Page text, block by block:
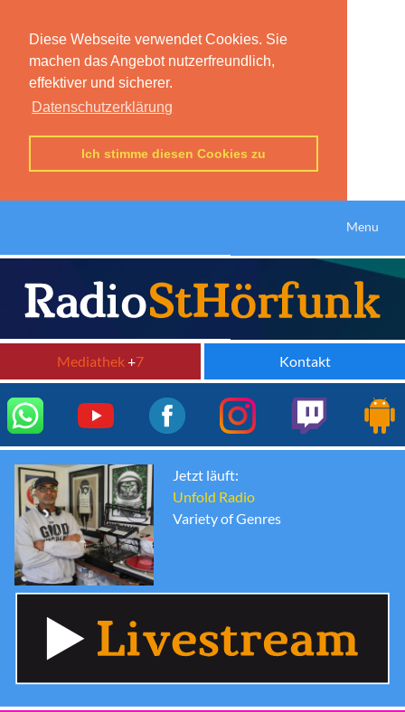
Diese Webseite verwendet Cookies. Sie
machen das Angebot nutzerfreundlich,
effektiver und sicherer.
Datenschutzerklärung
Ich stimme diesen Cookies zu
Menu
Mediathek+7 Kontakt
Jetzt läuft:
Unfold Radio
Variety of Genres